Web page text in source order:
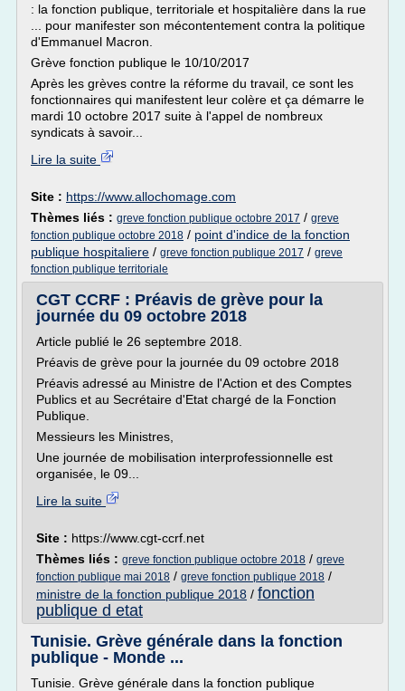
: la fonction publique, territoriale et hospitalière dans la rue
... pour manifester son mécontentement contra la politique
d'Emmanuel Macron.
Grève fonction publique le 10/10/2017
Après les grèves contre la réforme du travail, ce sont les
fonctionnaires qui manifestent leur colère et ça démarre le
mardi 10 octobre 2017 suite à l'appel de nombreux
syndicats à savoir...
Lire la suite
Site : https://www.allochomage.com
Thèmes liés : greve fonction publique octobre 2017 / greve
fonction publique octobre 2018 / point d'indice de la fonction
publique hospitaliere / greve fonction publique 2017 / greve
fonction publique territoriale
CGT CCRF : Préavis de grève pour la
journée du 09 octobre 2018
Article publié le 26 septembre 2018.
Préavis de grève pour la journée du 09 octobre 2018
Préavis adressé au Ministre de l'Action et des Comptes
Publics et au Secrétaire d'Etat chargé de la Fonction
Publique.
Messieurs les Ministres,
Une journée de mobilisation interprofessionnelle est
organisée, le 09...
Lire la suite
Site : https://www.cgt-ccrf.net
Thèmes liés : greve fonction publique octobre 2018 / greve
fonction publique mai 2018 / greve fonction publique 2018 /
ministre de la fonction publique 2018 / fonction
publique d etat
Tunisie. Grève générale dans la fonction
publique - Monde ...
Tunisie. Grève générale dans la fonction publique